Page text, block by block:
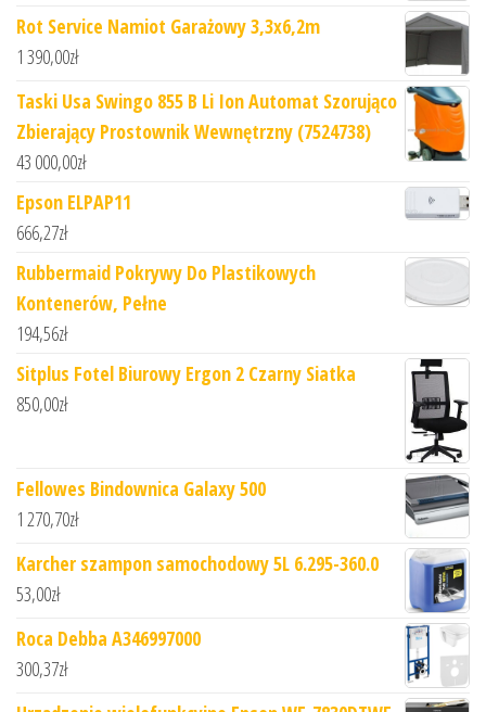
Rot Service Namiot Garażowy 3,3x6,2m
1 390,00zł
Taski Usa Swingo 855 B Li Ion Automat Szorująco
Zbierający Prostownik Wewnętrzny (7524738)
43 000,00zł
Epson ELPAP11
666,27zł
Rubbermaid Pokrywy Do Plastikowych
Kontenerów, Pełne
194,56zł
Sitplus Fotel Biurowy Ergon 2 Czarny Siatka
850,00zł
Fellowes Bindownica Galaxy 500
1 270,70zł
Karcher szampon samochodowy 5L 6.295-360.0
53,00zł
Roca Debba A346997000
300,37zł